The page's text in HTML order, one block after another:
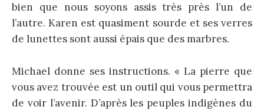
bien que nous soyons assis très près l’un de
l’autre. Karen est quasiment sourde et ses verres
de lunettes sont aussi épais que des marbres.
Michael donne ses instructions. « La pierre que
vous avez trouvée est un outil qui vous permettra
de voir l’avenir. D’après les peuples indigènes du